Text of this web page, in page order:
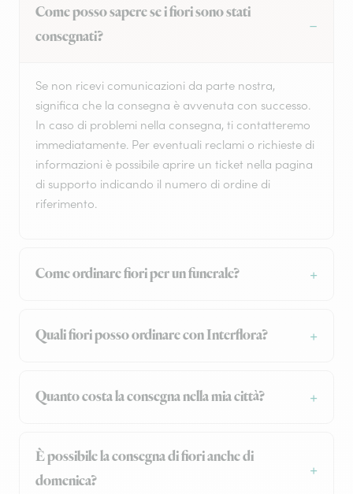
Come posso sapere se i fiori sono stati
consegnati?
Se non ricevi comunicazioni da parte nostra,
significa che la consegna è avvenuta con successo.
In caso di problemi nella consegna, ti contatteremo
immediatamente. Per eventuali reclami o richieste di
informazioni è possibile aprire un ticket nella pagina
di supporto indicando il numero di ordine di
riferimento.
Come ordinare fiori per un funerale?
Quali fiori posso ordinare con Interflora?
Quanto costa la consegna nella mia città?
È possibile la consegna di fiori anche di
domenica?